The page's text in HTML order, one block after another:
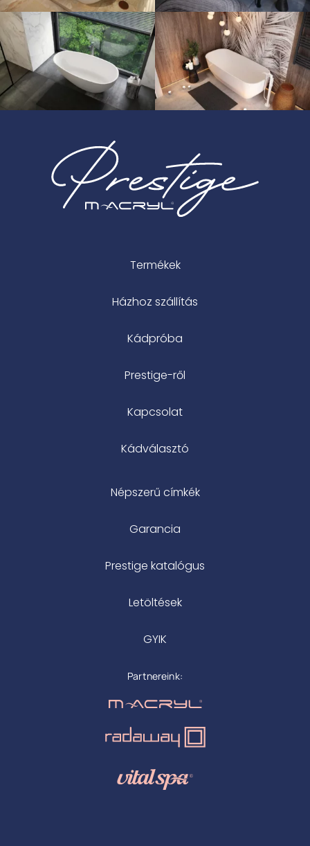
Termékek
Házhoz szállítás
Kádpróba
Prestige-ről
Kapcsolat
Kádválasztó
Népszerű címkék
Garancia
Prestige katalógus
Letöltések
GYIK
Partnereink: